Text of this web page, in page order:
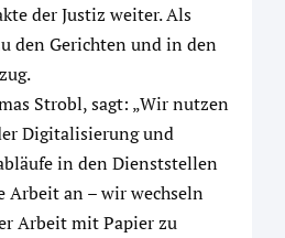
der Justiz weiter. Als
den Gerichten und in den
Strobl, sagt: „Wir nutzen
Digitalisierung und
in den Dienststellen
Arbeit an – wir wechseln
Arbeit mit Papier zu